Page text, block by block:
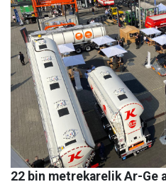
22 bin metrekarelik Ar-Ge